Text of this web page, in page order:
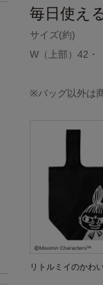
毎日使え
サイズ(約)
W（上部）42・
※バッグ以外は
リトルミイのかわ